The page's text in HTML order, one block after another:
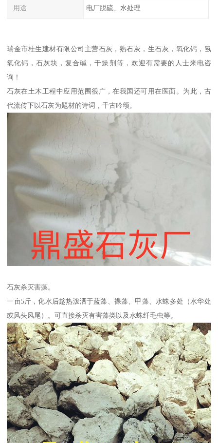
用途 电厂脱硫、水处理
瑞金市桂生建材有限公司主营石灰，熟石灰，生石灰，氧化钙，氢
氧化钙，石灰块，复合碱，干燥剂等，欢迎有需要的人士来电咨
询！
石灰在土木工程中应用范围很广，在我国还可用在医面。为此，古
代流传下以石灰为题材的诗词，千古吟颂。
石灰杀灭害藻。
一亩5斤，化水后趁热泼洒于蓝藻、裸藻、甲藻、水蛛多处（水华处
或风头风尾）。可直接杀灭有害藻类以及水蛛纤毛虫等。